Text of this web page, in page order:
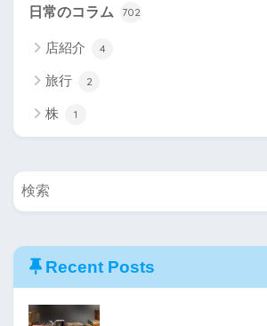
日常のコラム 702
店紹介 4
旅行 2
株 1
Recent Posts